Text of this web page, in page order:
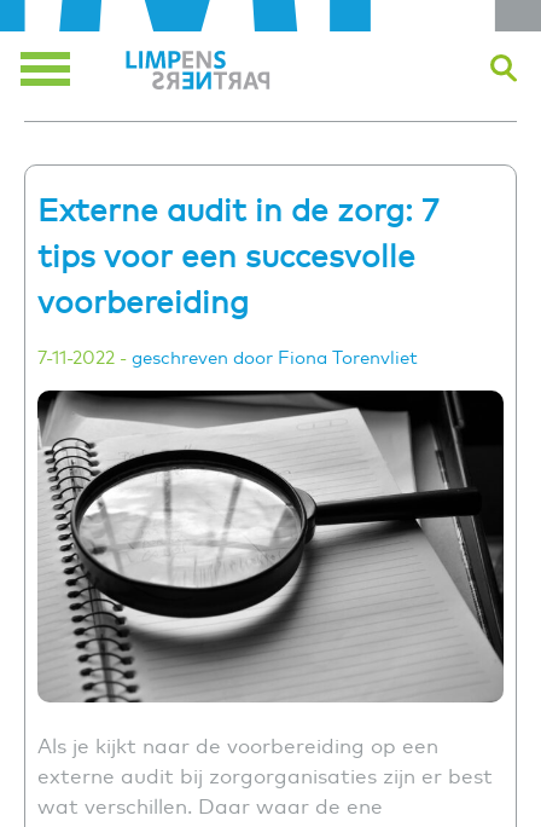
content
Menu
Externe audit in de zorg: 7
tips voor een succesvolle
voorbereiding
7-11-2022 - geschreven door Fiona Torenvliet
Als je kijkt naar de voorbereiding op een
externe audit bij zorgorganisaties zijn er best
wat verschillen. Daar waar de ene